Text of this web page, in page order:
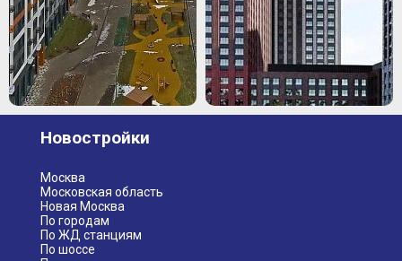
Новостройки
Москва
Московская область
Новая Москва
По городам
По ЖД станциям
По шоссе